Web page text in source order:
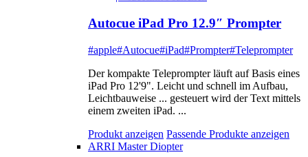
Autocue iPad Pro 12.9″ Prompter
#apple#Autocue#iPad#Prompter#Teleprompter
Der kompakte Teleprompter läuft auf Basis eines
iPad Pro 12'9". Leicht und schnell im Aufbau,
Leichtbauweise ... gesteuert wird der Text mittels
einem zweiten iPad. ...
Produkt anzeigen Passende Produkte anzeigen
ARRI Master Diopter